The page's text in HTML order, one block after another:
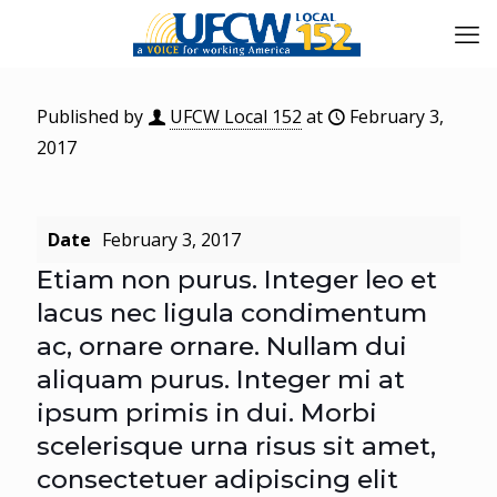
Published by UFCW Local 152 at
February 3,
2017
Date February 3, 2017
Etiam non purus. Integer leo et
lacus nec ligula condimentum
ac, ornare ornare. Nullam dui
aliquam purus. Integer mi at
ipsum primis in dui. Morbi
scelerisque urna risus sit amet,
consectetuer adipiscing elit